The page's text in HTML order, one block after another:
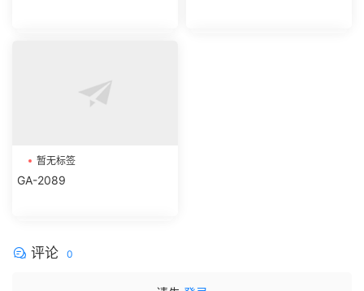
暂无标签
GA-2089
评论 0